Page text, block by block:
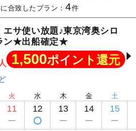
合致したプラン：4件
エサ使い放題♪東京湾奥シロ
ン★出船確定★
1,500ポイント還元
火
11
水
12
木
13
金
14
土
15